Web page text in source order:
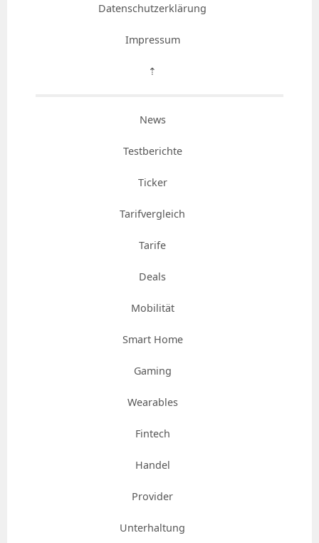
Datenschutzerklärung
Impressum
⇡
News
Testberichte
Ticker
Tarifvergleich
Tarife
Deals
Mobilität
Smart Home
Gaming
Wearables
Fintech
Handel
Provider
Unterhaltung